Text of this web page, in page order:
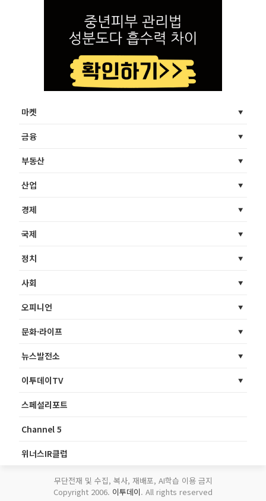
마켓
금융
부동산
산업
경제
국제
정치
사회
오피니언
문화·라이프
뉴스발전소
이투데이TV
스페셜리포트
Channel 5
위너스IR클럽
무단전재 및 수집, 복사, 재배포, AI학습 이용 금지
Copyright 2006. 이투데이. All rights reserved